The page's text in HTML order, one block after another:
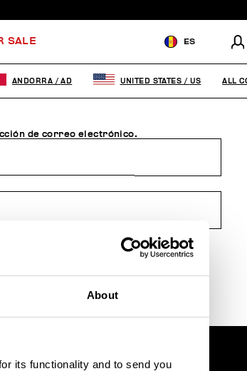
About
its functionality and to send you
SALE ES
MODIFICA EL PAÍS
EN FR
devolución o un
de correo electrónico.
ANDORRA / AD UNITED STATES / US ALL